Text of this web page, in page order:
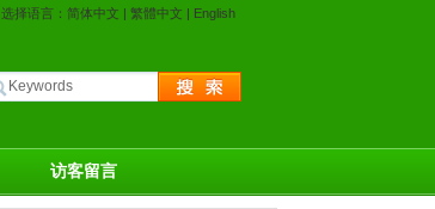
选择语言： 简体中文 | 繁體中文 | English
访客留言